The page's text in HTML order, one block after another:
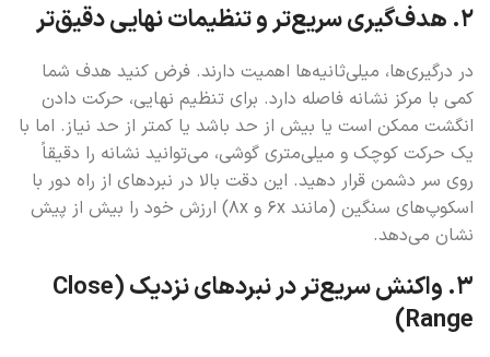
۲. هدف‌گیری سریع‌تر و تنظیمات نهایی دقیق‌تر
در درگیری‌ها، میلی‌ثانیه‌ها اهمیت دارند. فرض کنید هدف شما
کمی با مرکز نشانه فاصله دارد. برای تنظیم نهایی، حرکت دادن
انگشت ممکن است یا بیش از حد باشد یا کمتر از حد نیاز. اما با
یک حرکت کوچک و میلی‌متری گوشی، می‌توانید نشانه را دقیقاً
روی سر دشمن قرار دهید. این دقت بالا در نبردهای از راه دور با
اسکوپ‌های سنگین (مانند 6x و 8x) ارزش خود را بیش از پیش
نشان می‌دهد.
۳. واکنش سریع‌تر در نبردهای نزدیک (Close
Range)